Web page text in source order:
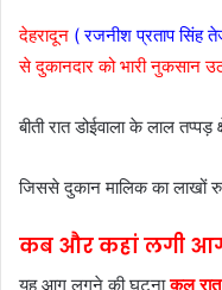
देहरादून ( रजनीश प्रताप सिंह
से दुकानदार को भारी नुकसान
बीती रात डोईवाला के लाल
जिससे दुकान मालिक का लाखों
कब और कहां लगी
यह आग लगने की घटनाकल